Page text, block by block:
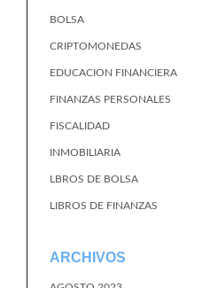
BOLSA
CRIPTOMONEDAS
EDUCACION FINANCIERA
FINANZAS PERSONALES
FISCALIDAD
INMOBILIARIA
LBROS DE BOLSA
LIBROS DE FINANZAS
ARCHIVOS